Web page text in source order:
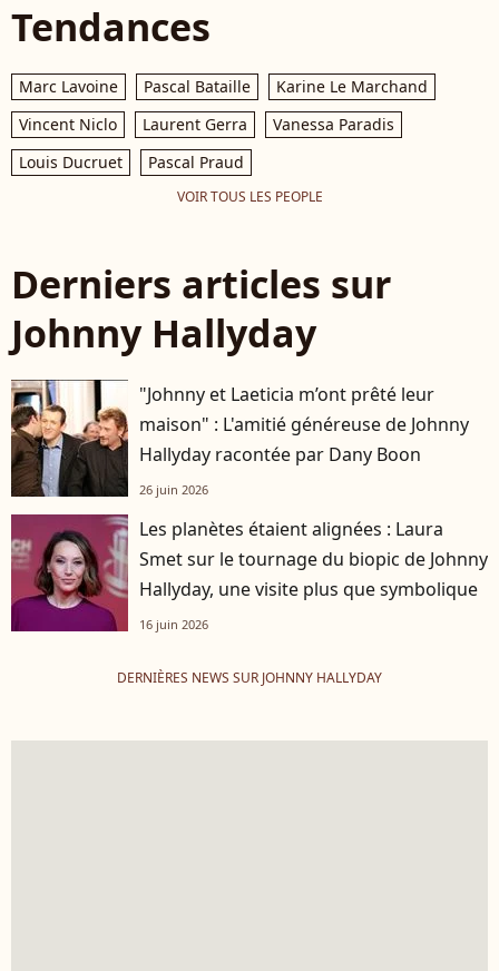
Tendances
Marc Lavoine Pascal Bataille
Karine Le Marchand
Vincent Niclo
Laurent Gerra
Vanessa Paradis
Louis Ducruet
Pascal Praud
VOIR TOUS LES PEOPLE
Derniers articles sur
Johnny Hallyday
"Johnny et Laeticia m’ont prêté leur
maison" : L'amitié généreuse de Johnny
Hallyday racontée par Dany Boon
26 juin 2026
Les planètes étaient alignées : Laura
Smet sur le tournage du biopic de Johnny
Hallyday, une visite plus que symbolique
16 juin 2026
DERNIÈRES NEWS SUR JOHNNY HALLYDAY